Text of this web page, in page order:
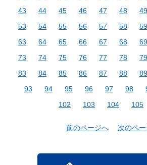
43
44 45 46 47 48 49
53
54 55 56 57 58 59
63
64 65 66 67 68 69
73
74 75 76 77 78 79
83
84 85 86 87 88 89
93
94 95 96 97 98
102
103 104 105
前のページへ 次のペ